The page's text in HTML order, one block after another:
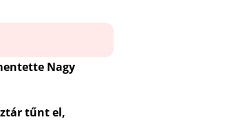
Nagy
tűnt el,